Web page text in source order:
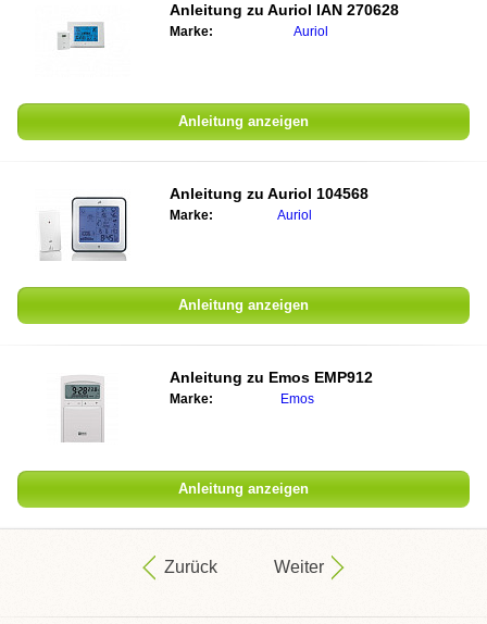
Anleitung zu Auriol IAN 270628
Marke: Auriol
Anleitung anzeigen
Anleitung zu Auriol 104568
Marke: Auriol
Anleitung anzeigen
Anleitung zu Emos EMP912
Marke: Emos
Anleitung anzeigen
Zurück Weiter